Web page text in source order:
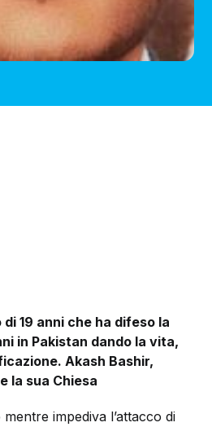
19 anni che ha difeso la
in Pakistan dando la vita,
Akash Bashir,
la sua Chiesa
impediva l’attacco di